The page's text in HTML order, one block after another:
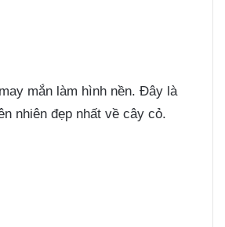
mắn làm hình nền. Đây là
nhiên đẹp nhất về cây cỏ.